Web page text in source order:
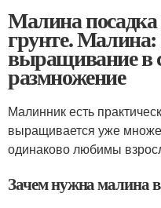
Малина
грунте. Малина:
выращивание в
размножение
Малинник есть
выращивается уже
одинаково любимы
Зачем нужна малина